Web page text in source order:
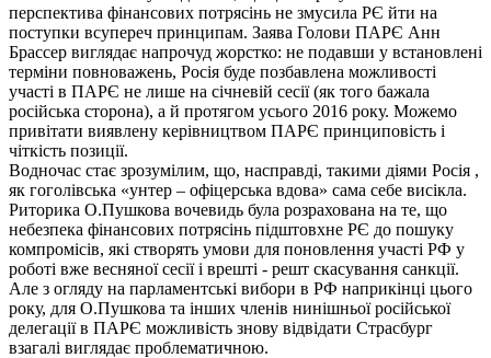
перспектива фінансових потрясінь не змусила РЄ йти на
поступки всупереч принципам. Заява Голови ПАРЄ Анн
Брассер виглядає напрочуд жорстко: не подавши у встановлені
терміни повноважень, Росія буде позбавлена можливості
участі в ПАРЄ не лише на січневій сесії (як того бажала
російська сторона), а й протягом усього 2016 року. Можемо
привітати виявлену керівництвом ПАРЄ принциповість і
чіткість позиції.
Водночас стає зрозумілим, що, насправді, такими діями Росія ,
як гоголівська «унтер – офіцерська вдова» сама себе висікла.
Риторика О.Пушкова вочевидь була розрахована на те, що
небезпека фінансових потрясінь підштовхне РЄ до пошуку
компромісів, які створять умови для поновлення участі РФ у
роботі вже весняної сесії і врешті - решт скасування санкції.
Але з огляду на парламентські вибори в РФ наприкінці цього
року, для О.Пушкова та інших членів нинішньої російської
делегації в ПАРЄ можливість знову відвідати Страсбург
взагалі виглядає проблематичною.